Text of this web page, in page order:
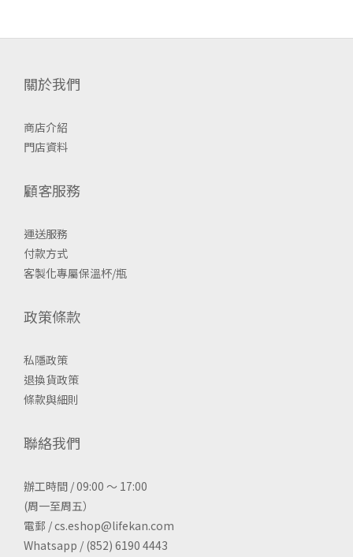
關於我們
商店介紹
門店資料
顧客服務
運送服務
付款方式
客製化專屬保溫杯/瓶
政策條款
私隱政策
退換貨政策
條款與細則
聯絡我們
辦工時間 / 09:00 ～ 17:00
(周一至周五）
電郵 / cs.eshop@lifekan.com
Whatsapp / (852) 6190 4443